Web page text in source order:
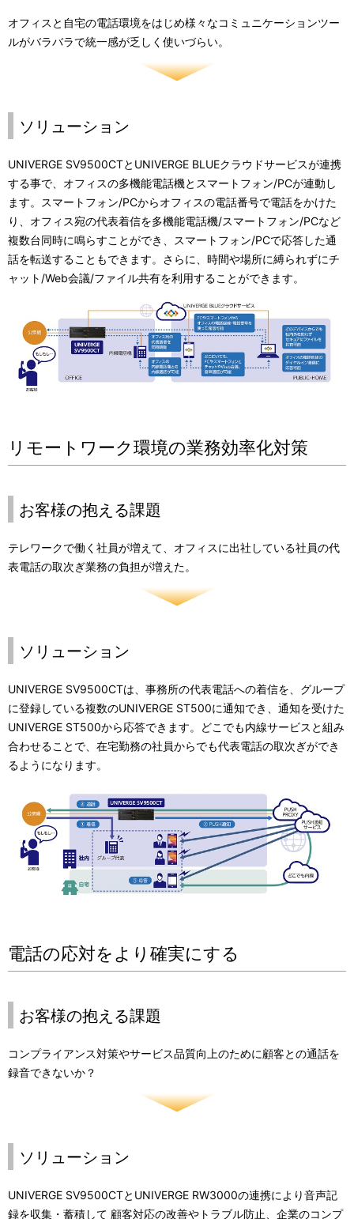
。
オフィスと自宅の電話環境をはじめ様々なコミュニケーションツー
ルがバラバラで統一感が乏しく使いづらい。
ソリューション
UNIVERGE SV9500CTとUNIVERGE BLUEクラウドサービスが連携
する事で、オフィスの多機能電話機とスマートフォン/PCが連動し
ます。スマートフォン/PCからオフィスの電話番号で電話をかけた
り、オフィス宛の代表着信を多機能電話機/スマートフォン/PCなど
複数台同時に鳴らすことができ、スマートフォン/PCで応答した通
話を転送することもできます。さらに、時間や場所に縛られずにチ
ャット/Web会議/ファイル共有を利用することができます。
リモートワーク環境の業務効率化対策
お客様の抱える課題
テレワークで働く社員が増えて、オフィスに出社している社員の代
表電話の取次ぎ業務の負担が増えた。
ソリューション
UNIVERGE SV9500CTは、事務所の代表電話への着信を、グループ
に登録している複数のUNIVERGE ST500に通知でき、通知を受けた
UNIVERGE ST500から応答できます。どこでも内線サービスと組み
合わせることで、在宅勤務の社員からでも代表電話の取次ぎができ
るようになります。
電話の応対をより確実にする
お客様の抱える課題
コンプライアンス対策やサービス品質向上のために顧客との通話を
録音できないか？
ソリューション
UNIVERGE SV9500CTとUNIVERGE RW3000の連携により音声記
録を収集・蓄積して 顧客対応の改善やトラブル防止、企業のコンプ